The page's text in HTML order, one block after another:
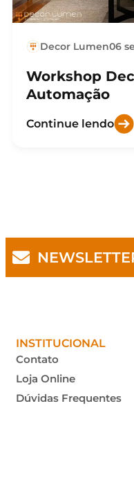
Decor Lumen06
Workshop
Automação
Continue lendo
INSTITUCIONAL
Contato
Loja Online
Dúvidas Frequentes